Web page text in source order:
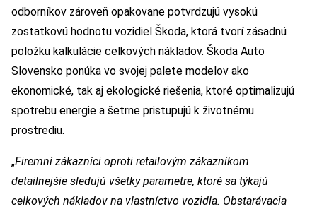
odborníkov zároveň opakovane potvrdzujú vysokú
zostatkovú hodnotu vozidiel Škoda, ktorá tvorí zásadnú
položku kalkulácie celkových nákladov. Škoda Auto
Slovensko ponúka vo svojej palete modelov ako
ekonomické, tak aj ekologické riešenia, ktoré optimalizujú
spotrebu energie a šetrne pristupujú k životnému
prostrediu.
„Firemní zákazníci oproti retailovým zákazníkom
detailnejšie sledujú všetky parametre, ktoré sa týkajú
celkových nákladov na vlastníctvo vozidla. Obstarávacia